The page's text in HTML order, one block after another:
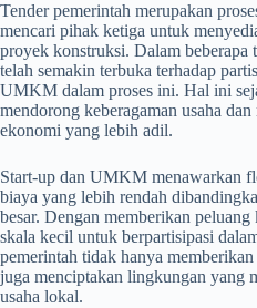
Tender pemerintah merupakan
mencari pihak ketiga untuk
proyek konstruksi. Dalam beberapa
telah semakin terbuka terhadap
UMKM dalam proses ini. Hal ini
mendorong keberagaman usaha
ekonomi yang lebih adil.
Start-up dan UMKM menawarkan
biaya yang lebih rendah
besar. Dengan memberikan
skala kecil untuk berpartisipasi
pemerintah tidak hanya
juga menciptakan lingkungan yang
usaha lokal.